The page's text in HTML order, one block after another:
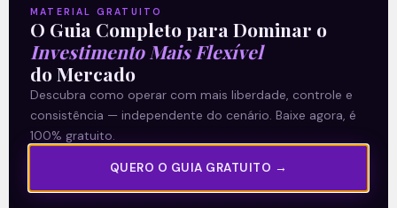
Sobre nós
Termos e Condições
Política de Privacidade
Explore
MATERIAL GRATUITO
O Guia Completo para Dominar o
Investimento Mais Flexível
do Mercado
Descubra como operar com mais liberdade, controle e
consistência — independente do cenário. Baixe agora, é
100% gratuito.
QUERO O GUIA GRATUITO →